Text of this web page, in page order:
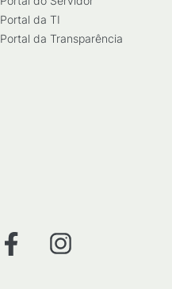
Portal da TI
Portal da Transparência